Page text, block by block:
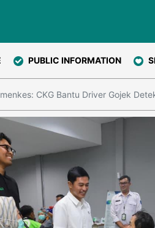
PUBLIC INFORMATION
CKG Bantu Driver Gojek